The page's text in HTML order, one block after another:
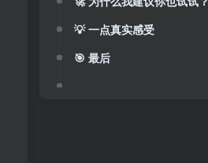
💡 一点真实感受
🎯 最后